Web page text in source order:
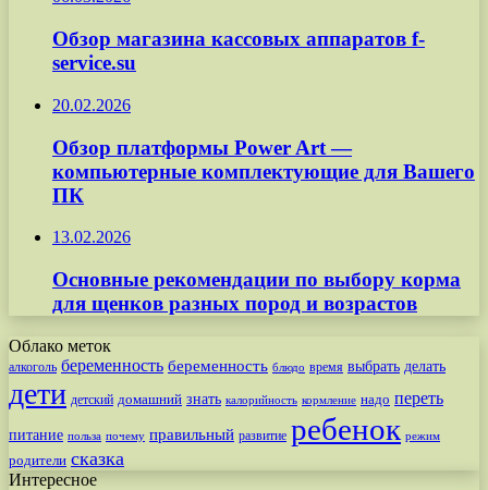
Обзор магазина кассовых аппаратов f-
service.su
20.02.2026
Обзор платформы Power Art —
компьютерные комплектующие для Вашего
ПК
13.02.2026
Основные рекомендации по выбору корма
для щенков разных пород и возрастов
Облако меток
алкоголь беременность беременность блюдо время выбрать делать
дети детский домашний знать калорийность кормление надо переть
питание польза почему правильный развитие ребенок режим
родители сказка
Интересное